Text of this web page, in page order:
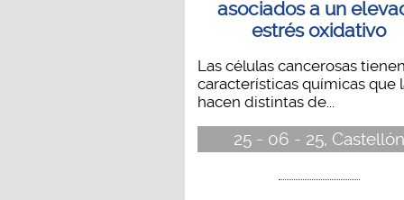
asociados a un
estrés oxidativo
Las células cancerosas
características químicas que
hacen distintas de...
25 - 06 - 25, Castellón